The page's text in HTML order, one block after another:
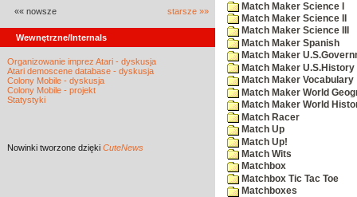
«« nowsze starsze »»
Wewnętrzne/Internals
Organizowanie imprez Atari - dyskusja
Atari demoscene database - dyskusja
Colony Mobile - dyskusja
Colony Mobile - projekt
Statystyki
Nowinki tworzone dzięki CuteNews
Match Maker Science I
Match Maker Science II
Match Maker Science III
Match Maker Spanish
Match Maker
Match Maker U.S.History
Match Maker Vocabulary
Match Maker World
Match Maker World
Match Racer
Match Up
Match Up!
Match Wits
Matchbox
Matchbox Tic Tac Toe
Matchboxes